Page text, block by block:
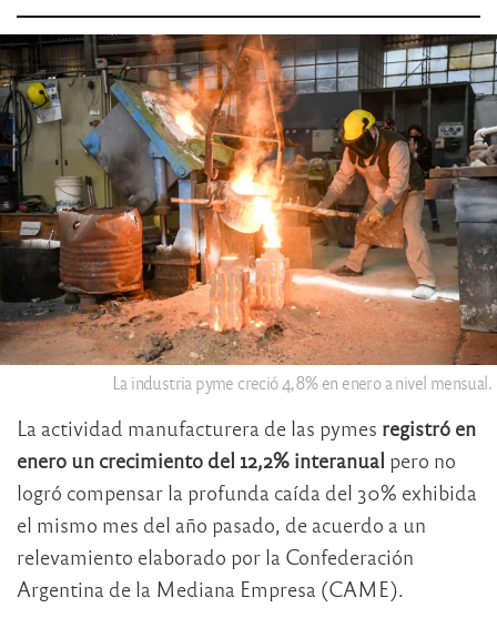
La industria pyme creció 4,8% en enero a nivel mensual.
La actividad manufacturera de las pymes registró en
enero un crecimiento del 12,2% interanual pero no
logró compensar la profunda caída del 30% exhibida
el mismo mes del año pasado, de acuerdo a un
relevamiento elaborado por la Confederación
Argentina de la Mediana Empresa (CAME).